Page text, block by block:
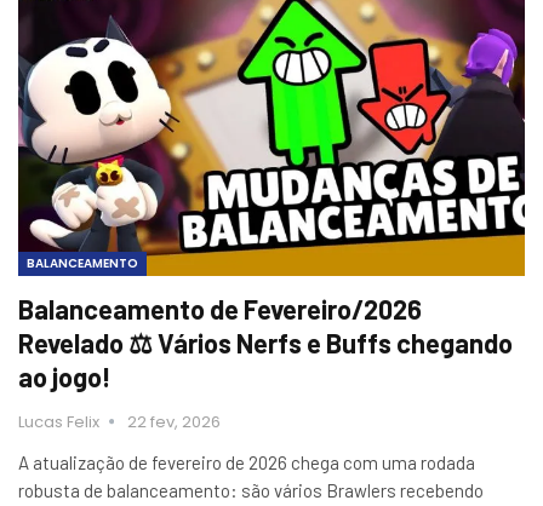
BALANCEAMENTO
Balanceamento de Fevereiro/2026
Revelado ⚖️ Vários Nerfs e Buffs chegando
ao jogo!
Lucas Felix 22 fev, 2026
A atualização de fevereiro de 2026 chega com uma rodada
robusta de balanceamento: são vários Brawlers recebendo